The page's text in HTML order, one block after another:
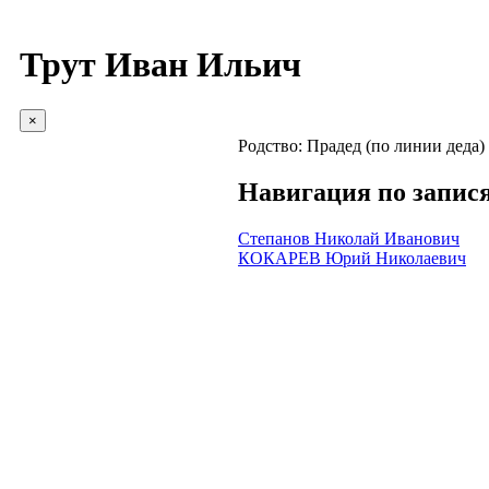
Трут Иван Ильич
×
Родство: Прадед (по линии деда)
Навигация по
Степанов Николай Иванович
КОКАРЕВ Юрий Николаевич